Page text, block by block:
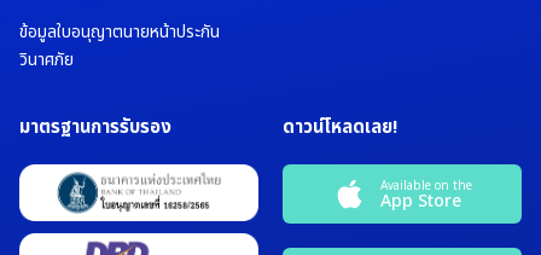
ข้อมูลใบอนุญาตนายหน้าประกัน
วินาศภัย
มาตรฐานการรับรอง ดาวน์โหลดเลย!
Available on the
App Store